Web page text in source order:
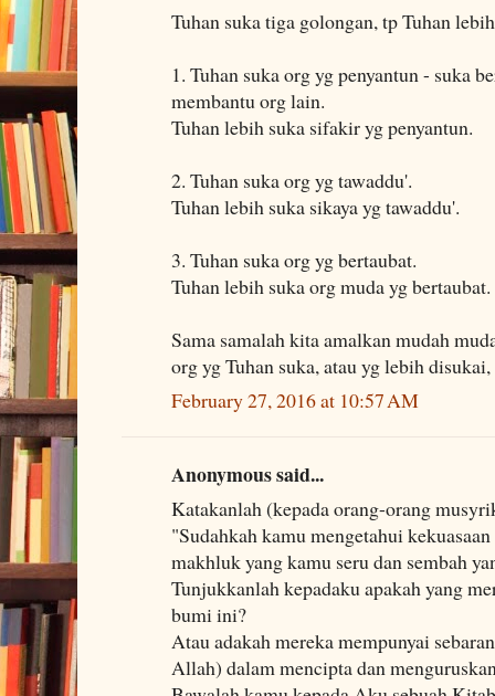
Tuhan suka tiga golongan, tp Tuhan
1. Tuhan suka org yg penyantun - suka
membantu org lain.
Tuhan lebih suka sifakir yg penyantun.
2. Tuhan suka org yg tawaddu'.
Tuhan lebih suka sikaya yg tawaddu'.
3. Tuhan suka org yg bertaubat.
Tuhan lebih suka org muda yg bertaubat.
Sama samalah kita amalkan mudah
org yg Tuhan suka, atau yg lebih
February 27, 2016 at 10:57 AM
Anonymous said...
Katakanlah (kepada orang-orang
"Sudahkah kamu mengetahui
makhluk yang kamu seru dan sembah
Tunjukkanlah kepadaku apakah yang
bumi ini?
Atau adakah mereka mempunyai
Allah) dalam mencipta dan